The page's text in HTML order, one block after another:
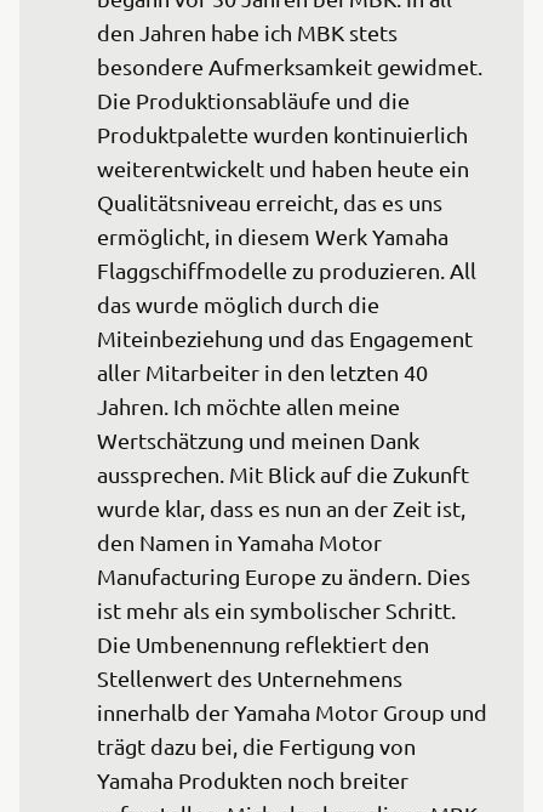
den Jahren habe ich MBK stets
besondere Aufmerksamkeit gewidmet.
Die Produktionsabläufe und die
Produktpalette wurden kontinuierlich
weiterentwickelt und haben heute ein
Qualitätsniveau erreicht, das es uns
ermöglicht, in diesem Werk Yamaha
Flaggschiffmodelle zu produzieren. All
das wurde möglich durch die
Miteinbeziehung und das Engagement
aller Mitarbeiter in den letzten 40
Jahren. Ich möchte allen meine
Wertschätzung und meinen Dank
aussprechen. Mit Blick auf die Zukunft
wurde klar, dass es nun an der Zeit ist,
den Namen in Yamaha Motor
Manufacturing Europe zu ändern. Dies
ist mehr als ein symbolischer Schritt.
Die Umbenennung reflektiert den
Stellenwert des Unternehmens
innerhalb der Yamaha Motor Group und
trägt dazu bei, die Fertigung von
Yamaha Produkten noch breiter